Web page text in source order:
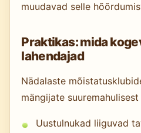
muudavad selle
Praktikas: mida
lahendajad
Nädalaste
mängijate
Uustulnukad liiguvad